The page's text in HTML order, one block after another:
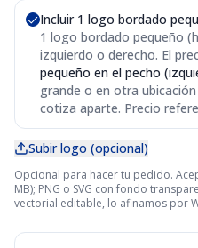
Incluir 1 logo bordado
1 logo bordado pequeño
izquierdo o derecho. El
pequeño en el pecho
grande o en otra
cotiza aparte. Precio
Subir logo (opcional)
Opcional para hacer tu pedido.
MB); PNG o SVG con fondo
vectorial editable, lo afinamos por